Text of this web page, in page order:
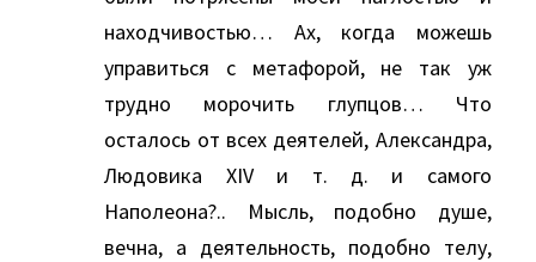
находчивостью… Ах, когда можешь
управиться с метафорой, не так уж
трудно морочить глупцов… Что
осталось от всех деятелей, Александра,
Людовика XIV и т. д. и самого
Наполеона?.. Мысль, подобно душе,
вечна, а деятельность, подобно телу,